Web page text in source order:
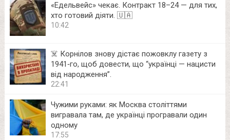
«Едельвейс» чекає. Контракт 18–24 — для тих,
хто готовий діяти. 🇺🇦
10:42
☠️ Корнілов знову дістає пожовклу газету з
1941‑го, щоб довести, що “українці — нацисти
від народження”.
22:41
Чужими руками: як Москва століттями
вигравала там, де українці програвали один
одному
17:55